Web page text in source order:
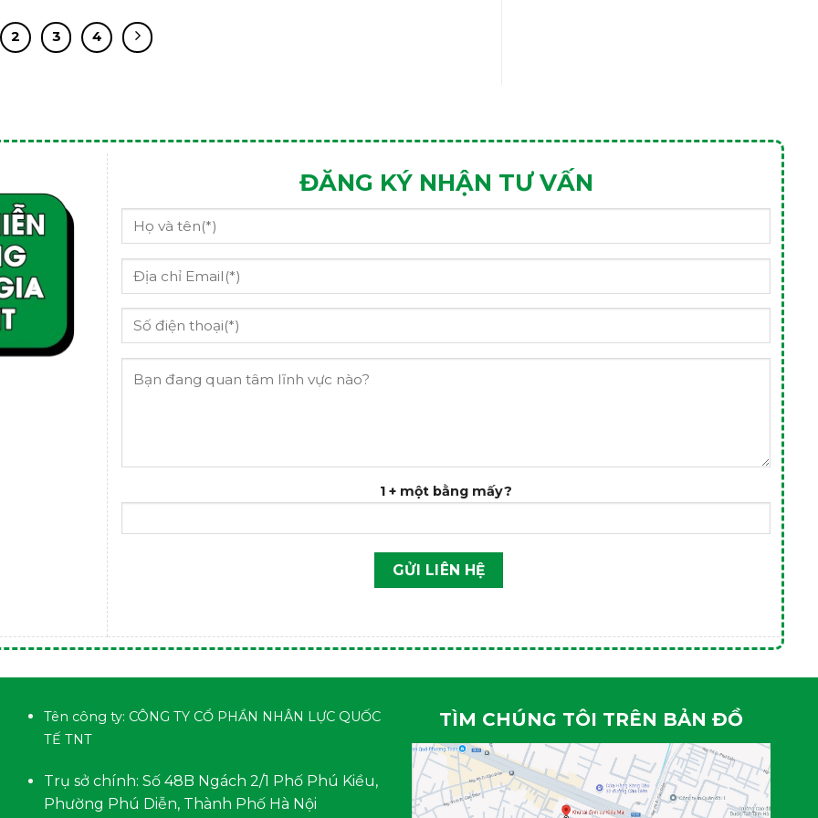
2 3 4
ĐĂNG KÝ NHẬN TƯ VẤN
1 + một bằng mấy?
Tên công ty: CÔNG TY CỔ PHẦN NHÂN LỰC QUỐC
TẾ TNT
Trụ sở chính: Số 48B Ngách 2/1 Phố Phú Kiều,
Phường Phú Diễn, Thành Phố Hà Nội
TÌM CHÚNG TÔI TRÊN BẢN ĐỒ